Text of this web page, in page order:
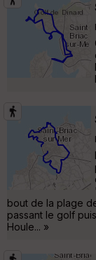
bout de la plage
passant le golf
Houle... »